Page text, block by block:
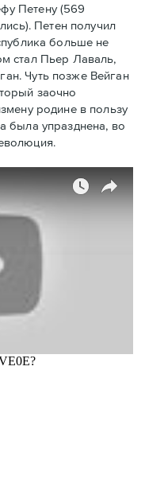
Петену (569
Петен получил
больше не
стал Пьер Лаваль,
Чуть позже Вейган
заочно
родине в пользу
была упразднена, во